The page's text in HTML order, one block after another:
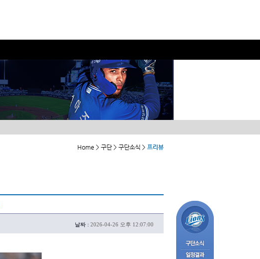
Home > 구단 > 구단소식 > 프리뷰
날짜 : 2026-04-26 오후 12:07:00